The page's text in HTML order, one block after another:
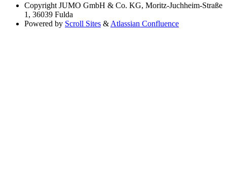
Copyright JUMO GmbH & Co. KG, Moritz-Juchheim-Straße
1, 36039 Fulda
Powered by Scroll Sites & Atlassian Confluence